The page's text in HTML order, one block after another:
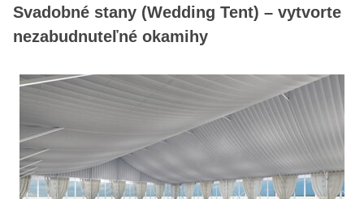
Svadobné stany (Wedding Tent) – vytvorte
nezabudnuteľné okamihy